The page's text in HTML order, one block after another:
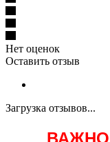
Нет оценок
Оставить отзыв
Загрузка отзывов...